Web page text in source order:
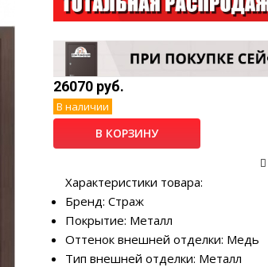
26070 руб.
В наличии
В КОРЗИНУ
Характеристики товара:
Бренд: Страж
Покрытие: Металл
Оттенок внешней отделки: Медь
Тип внешней отделки: Металл